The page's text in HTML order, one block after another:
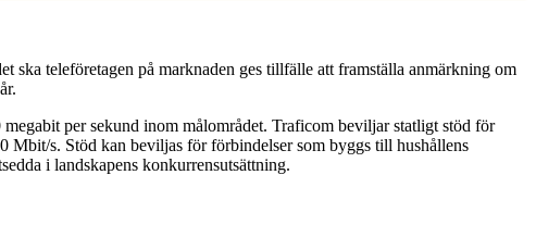
ska teleföretagen på marknaden ges tillfälle att framställa anmärkning om
per sekund inom målområdet. Traficom beviljar statligt stöd för
Mbit/s. Stöd kan beviljas för förbindelser som byggs till hushållens
i landskapens konkurrensutsättning.